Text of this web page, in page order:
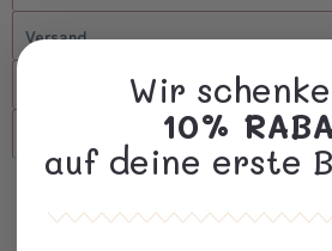
Versand
Oft
Wir
10%
auf deine erste